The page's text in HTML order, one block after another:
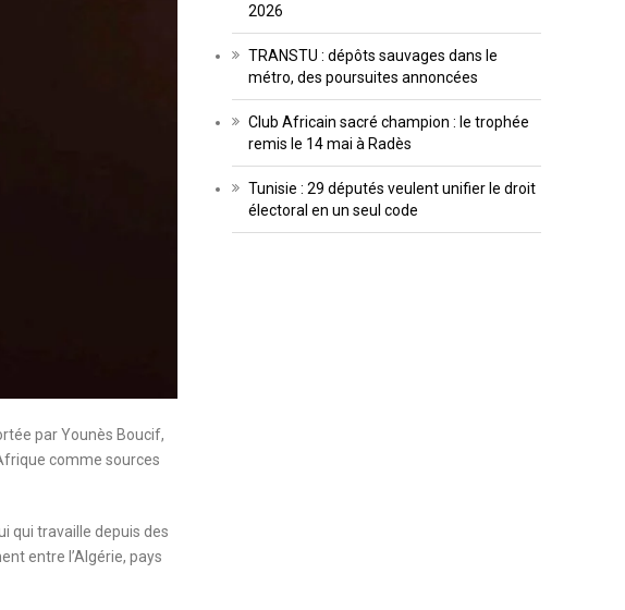
par Younès Boucif,
comme sources
qui travaille depuis des
entre l’Algérie, pays
2026
TRANSTU : dépôts sauvages dans le
métro, des poursuites annoncées
Club Africain sacré champion : le trophée
remis le 14 mai à Radès
Tunisie : 29 députés veulent unifier le droit
électoral en un seul code